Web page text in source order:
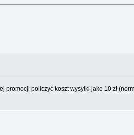
policzyć koszt wysyłki jako 10 zł